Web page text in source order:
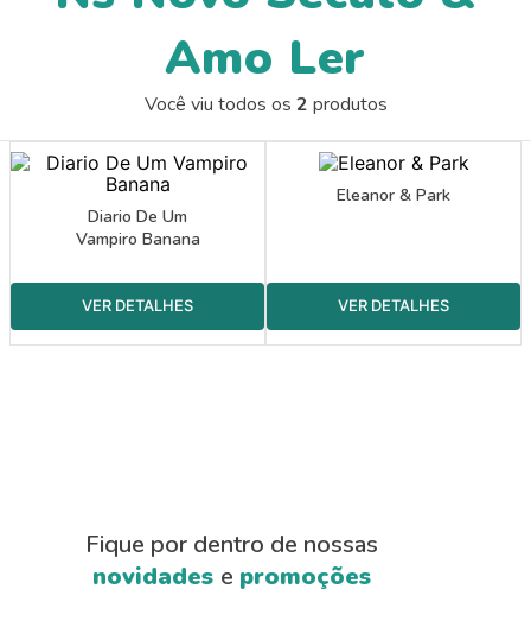
Amo Ler
Você viu todos os 2 produtos
Diario De Um
Vampiro Banana
Eleanor & Park
Fique por dentro de nossas
novidades e promoções
10º pincel escolar redondo amarelo